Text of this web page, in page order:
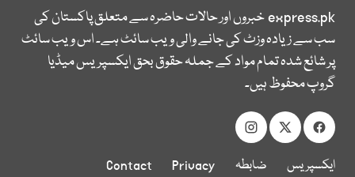
express.pkخبروں اور حالات حاضرہ سے متعلق پاکستان کی
سب سے زیادہ وزٹ کی جانے والی ویب سائٹ ہے۔ اس ویب سائٹ
پر شائع شدہ تمام مواد کے جملہ حقوق بحق ایکسپریس میڈیا
گروپ محفوظ ہیں۔
ایکسپریس
ضابطہ
Privacy
Contact